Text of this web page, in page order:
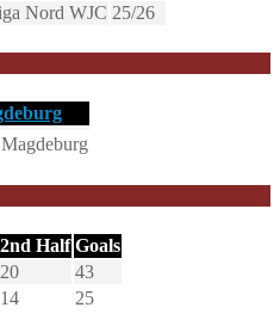
Nord WJC 25/26
2nd Half Goals
20
43
14 25